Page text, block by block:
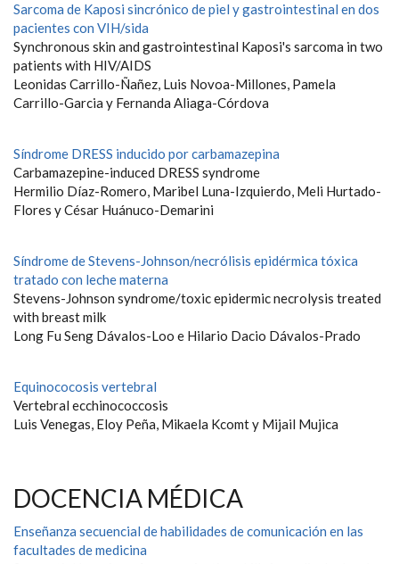
Sarcoma de Kaposi sincrónico de piel y gastrointestinal en dos
pacientes con VIH/sida
Synchronous skin and gastrointestinal Kaposi's sarcoma in two
patients with HIV/AIDS
Leonidas Carrillo-Ñañez, Luis Novoa-Millones, Pamela
Carrillo-Garcia y Fernanda Aliaga-Córdova
Síndrome DRESS inducido por carbamazepina
Carbamazepine-induced DRESS syndrome
Hermilio Díaz-Romero, Maribel Luna-Izquierdo, Meli Hurtado-
Flores y César Huánuco-Demarini
Síndrome de Stevens-Johnson/necrólisis epidérmica tóxica
tratado con leche materna
Stevens-Johnson syndrome/toxic epidermic necrolysis treated
with breast milk
Long Fu Seng Dávalos-Loo e Hilario Dacio Dávalos-Prado
Equinococosis vertebral
Vertebral ecchinococcosis
Luis Venegas, Eloy Peña, Mikaela Kcomt y Mijail Mujica
DOCENCIA MÉDICA
Enseñanza secuencial de habilidades de comunicación en las
facultades de medicina